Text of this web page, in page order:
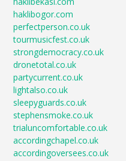
haklibogor.com
perfectperson.co.uk
tourmusicfest.co.uk
strongdemocracy.co.uk
dronetotal.co.uk
partycurrent.co.uk
lightalso.co.uk
sleepyguards.co.uk
stephensmoke.co.uk
trialuncomfortable.co.uk
accordingchapel.co.uk
accordingoversees.co.uk